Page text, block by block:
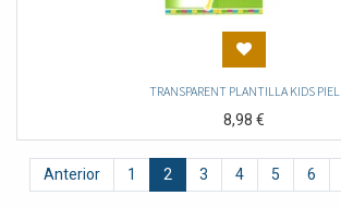
TRANSPARENT PLANTILLA KIDS PIEL
8,98€
Anterior 1 2 3 4 5 6